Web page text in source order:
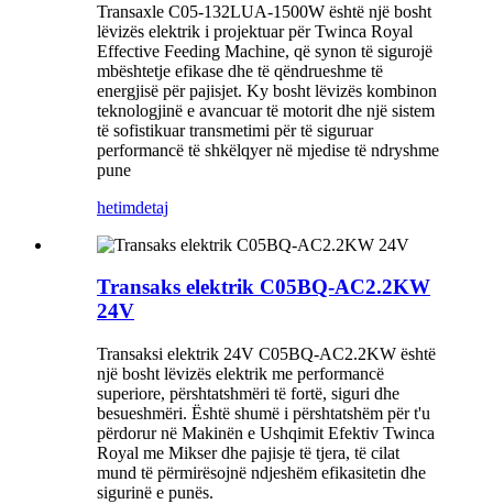
Transaxle C05-132LUA-1500W është një bosht
lëvizës elektrik i projektuar për Twinca Royal
Effective Feeding Machine, që synon të sigurojë
mbështetje efikase dhe të qëndrueshme të
energjisë për pajisjet. Ky bosht lëvizës kombinon
teknologjinë e avancuar të motorit dhe një sistem
të sofistikuar transmetimi për të siguruar
performancë të shkëlqyer në mjedise të ndryshme
pune
hetimdetaj
Transaks elektrik C05BQ-AC2.2KW
24V
Transaksi elektrik 24V C05BQ-AC2.2KW është
një bosht lëvizës elektrik me performancë
superiore, përshtatshmëri të fortë, siguri dhe
besueshmëri. Është shumë i përshtatshëm për t'u
përdorur në Makinën e Ushqimit Efektiv Twinca
Royal me Mikser dhe pajisje të tjera, të cilat
mund të përmirësojnë ndjeshëm efikasitetin dhe
sigurinë e punës.